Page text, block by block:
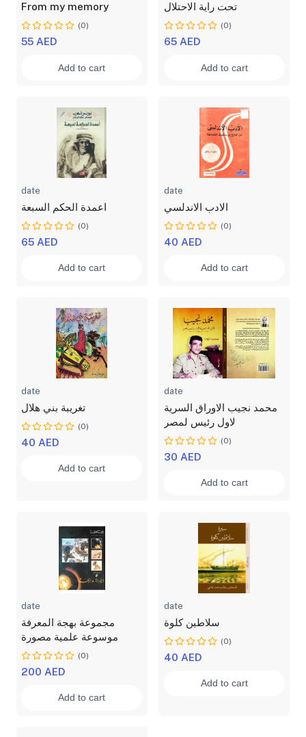
From my memory
(0)
55 AED
Add to cart
تحت راية الاحتلال
(0)
65 AED
Add to cart
date
اعمدة الحكم السبعة
(0)
65 AED
Add to cart
date
الادب الاندلسي
(0)
40 AED
Add to cart
date
تغريبة بني هلال
(0)
40 AED
Add to cart
date
محمد نجيب الاوراق السرية
لاول رئيس لمصر
(0)
30 AED
Add to cart
date
مجموعة بهجة المعرفة
موسوعة علمية مصورة
(0)
200 AED
Add to cart
date
سلاطين كلوة
(0)
40 AED
Add to cart